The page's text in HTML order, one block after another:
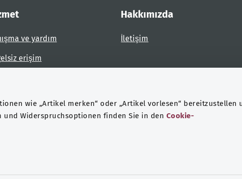
wie „Artikel merken“ oder „Artikel vorlesen“ bereitzustellen
Widerspruchsoptionen finden Sie in den Cookie-
ve yardım
erişim
Hakkımızda
İletişim